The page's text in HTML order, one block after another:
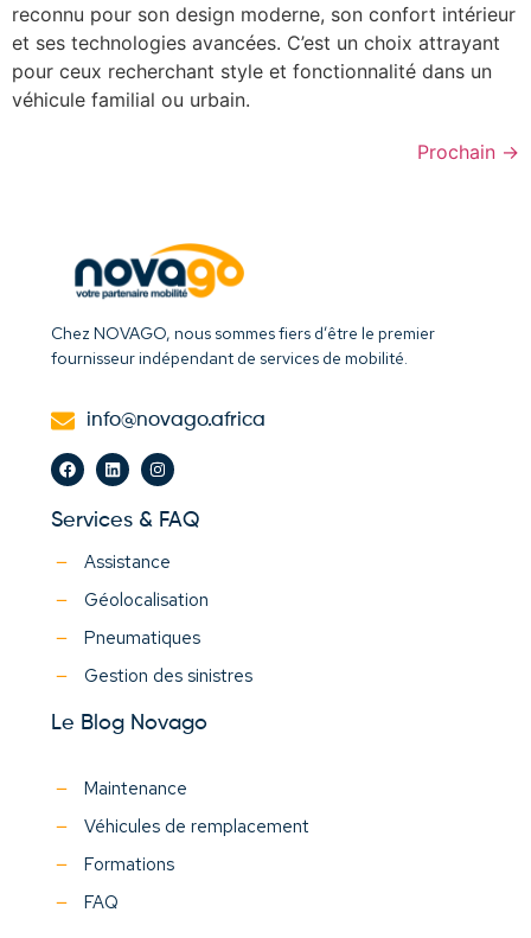
reconnu pour son design moderne, son confort intérieur
et ses technologies avancées. C’est un choix attrayant
pour ceux recherchant style et fonctionnalité dans un
véhicule familial ou urbain.
Prochain →
Chez NOVAGO, nous sommes fiers d’être le premier
fournisseur indépendant de services de mobilité.
info@novago.africa
Services & FAQ
Assistance
Géolocalisation
Pneumatiques
Gestion des sinistres
Le Blog Novago
Maintenance
Véhicules de remplacement
Formations
FAQ